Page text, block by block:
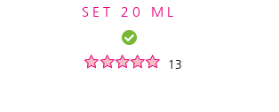
SET 20 ML
13